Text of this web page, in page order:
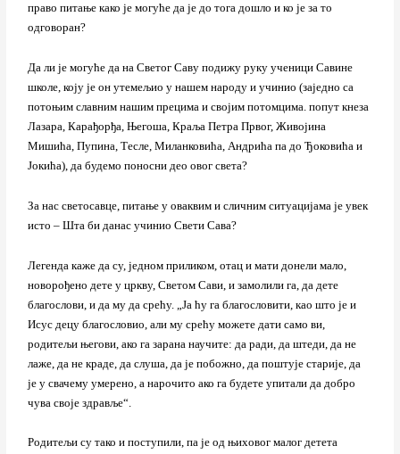
право питање како је могуће да је до тога дошло и ко је за то
одговоран?
Да ли је могуће да на Светог Саву подижу руку ученици Савине
школе, коју је он утемељио у нашем народу и учинио (заједно са
потоњим славним нашим прецима и својим потомцима. попут кнеза
Лазара, Карађорђа, Његоша, Краља Петра Првог, Живојина
Мишића, Пупина, Тесле, Миланковића, Андрића па до Ђоковића и
Јокића), да будемо поносни део овог света?
За нас светосавце, питање у оваквим и сличним ситуацијама је увек
исто – Шта би данас учинио Свети Сава?
Легенда каже да су, једном приликом, отац и мати донели мало,
новорођено дете у цркву, Светом Сави, и замолили га, да дете
благослови, и да му да срећу. „Ја ћу га благословити, као што је и
Исус децу благословио, али му срећу можете дати само ви,
родитељи његови, ако га зарана научите: да ради, да штеди, да не
лаже, да не краде, да слуша, да је побожно, да поштује старије, да
је у свачему умерено, а нарочито ако га будете упитали да добро
чува своје здравље“.
Родитељи су тако и поступили, па је од њиховог малог детета